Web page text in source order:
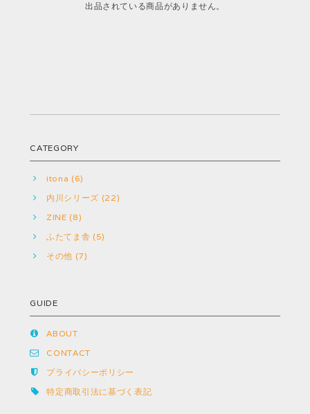
出品されている商品がありません。
CATEGORY
itona (6)
内川シリーズ (22)
ZINE (8)
ふたてま舎 (5)
その他 (7)
GUIDE
ABOUT
CONTACT
プライバシーポリシー
特定商取引法に基づく表記